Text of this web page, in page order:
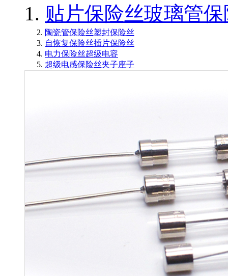
贴片保险丝玻璃管
陶瓷管保险丝塑封保险丝
自恢复保险丝插片保险丝
电力保险丝超级电容
超级电感保险丝夹子座子